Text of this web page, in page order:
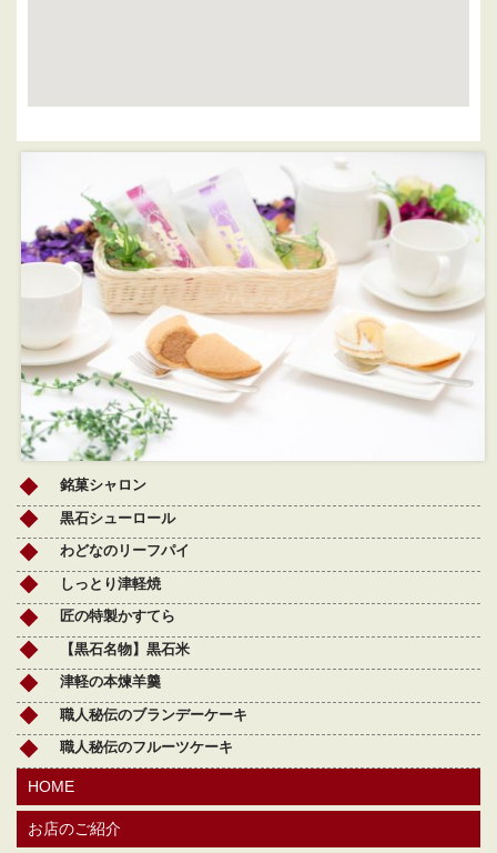
銘菓シャロン
黒石シューロール
わどなのリーフパイ
しっとり津軽焼
匠の特製かすてら
【黒石名物】黒石米
津軽の本煉羊羹
職人秘伝のブランデーケーキ
職人秘伝のフルーツケーキ
HOME
お店のご紹介